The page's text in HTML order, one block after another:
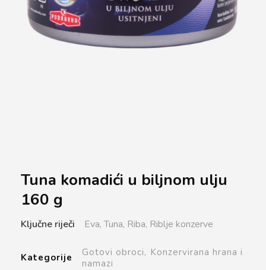
Tuna komadići u biljnom ulju
160 g
Ključne riječi Eva, Tuna, Riba, Riblje konzerve
Kategorije Gotovi obroci, Konzervirana hrana i
namazi